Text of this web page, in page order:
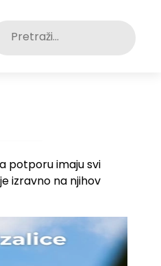
Pretraži:
potporu imaju svi
izravno na njihov